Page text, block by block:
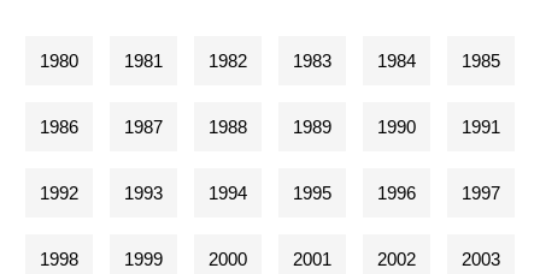
1980 1981 1982 1983 1984 1985
1986 1987 1988 1989 1990 1991
1992 1993 1994 1995 1996 1997
1998 1999 2000 2001 2002 2003